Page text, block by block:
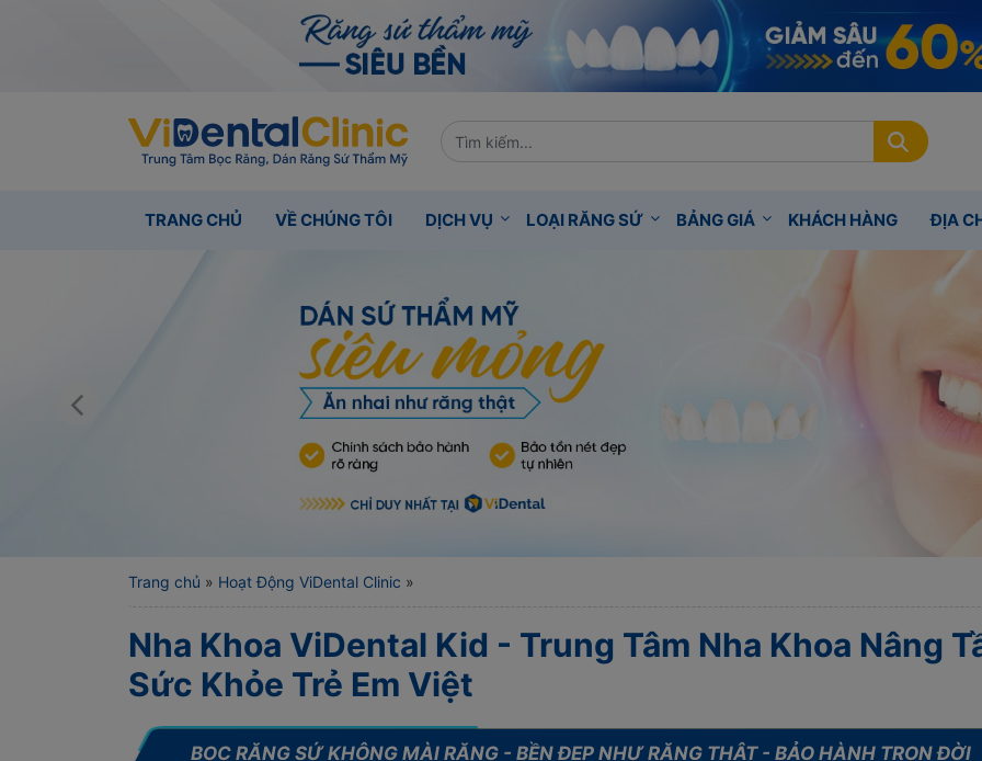
TRANG CHỦ VỀ CHÚNG TÔI DỊCH VỤ LOẠI RĂNG SỨ BẢNG GIÁ KHÁCH HÀNG ĐỊA
Trang chủ » Hoạt Động ViDental Clinic »
Nha Khoa ViDental Kid - Trung Tâm Nha Khoa Nâng
Sức Khỏe Trẻ Em Việt